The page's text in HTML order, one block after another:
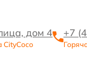
дом 4
CityCoco
+7